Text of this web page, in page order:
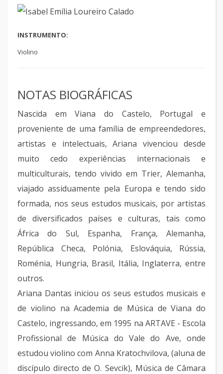
INSTRUMENTO:
Violino
NOTAS BIOGRÁFICAS
Nascida em Viana do Castelo, Portugal e
proveniente de uma família de empreendedores,
artistas e intelectuais, Ariana vivenciou desde
muito cedo experiências internacionais e
multiculturais, tendo vivido em Trier, Alemanha,
viajado assiduamente pela Europa e tendo sido
formada, nos seus estudos musicais, por artistas
de diversificados países e culturas, tais como
África do Sul, Espanha, França, Alemanha,
República Checa, Polónia, Eslováquia, Rússia,
Roménia, Hungria, Brasil, Itália, Inglaterra, entre
outros.
Ariana Dantas iniciou os seus estudos musicais e
de violino na Academia de Música de Viana do
Castelo, ingressando, em 1995 na ARTAVE - Escola
Profissional de Música do Vale do Ave, onde
estudou violino com Anna Kratochvilova, (aluna de
discípulo directo de O. Sevcik), Música de Câmara